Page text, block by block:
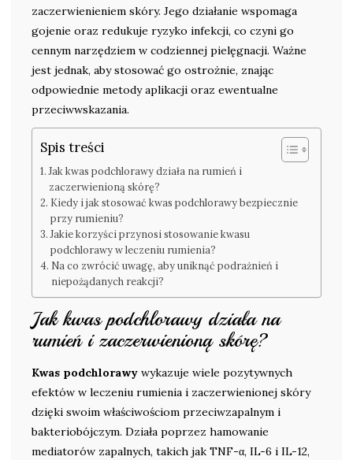
zaczerwienieniem skóry. Jego działanie wspomaga
gojenie oraz redukuje ryzyko infekcji, co czyni go
cennym narzędziem w codziennej pielęgnacji. Ważne
jest jednak, aby stosować go ostrożnie, znając
odpowiednie metody aplikacji oraz ewentualne
przeciwwskazania.
Spis treści
Jak kwas podchlorawy działa na rumień i
zaczerwienioną skórę?
Kiedy i jak stosować kwas podchlorawy bezpiecznie
przy rumieniu?
Jakie korzyści przynosi stosowanie kwasu
podchlorawy w leczeniu rumienia?
Na co zwrócić uwagę, aby uniknąć podrażnień i
niepożądanych reakcji?
Jak kwas podchlorawy działa na
rumień i zaczerwienioną skórę?
Kwas podchlorawy wykazuje wiele pozytywnych
efektów w leczeniu rumienia i zaczerwienionej skóry
dzięki swoim właściwościom przeciwzapalnym i
bakteriobójczym. Działa poprzez hamowanie
mediatorów zapalnych, takich jak TNF-α, IL-6 i IL-12,